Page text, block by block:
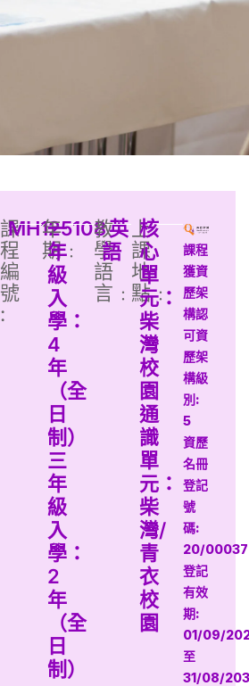
課
程
編
號
:
MH125108
年
期﹕
一
年
級
入
學：
4
年
（全
日
制）
三
年
級
入
學：
2
年
（全
日
制）
教
學
語
言﹕
英
語
上
課
地
點﹕
核
心
單
元：
柴
灣
校
園
通
識
單
元：
柴
灣/
青
衣
校
園
課程
獲資
歷架
構認
可資
歷架
構級
別:
5
資歷
名冊
登記
號
碼:
20/
登記
有效
期:
01/09/
至
31/08/